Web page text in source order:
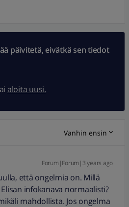
päivitetä, eivätkä sen tiedot
aloita uusi.
Vanhin ensin
Forum|Forum|3 years ago
että ongelmia on. Millä
infokanava normaalisti?
mahdollista. Jos ongelma